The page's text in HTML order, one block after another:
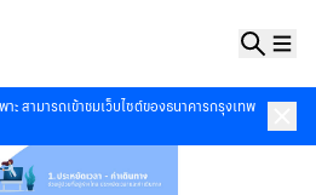
ะ สามารถเข้าชมเว็บไซต์ของธนาคารกรุงเทพ